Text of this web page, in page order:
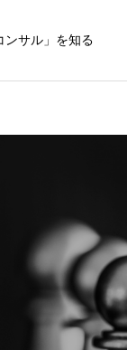
ンサル」を知る